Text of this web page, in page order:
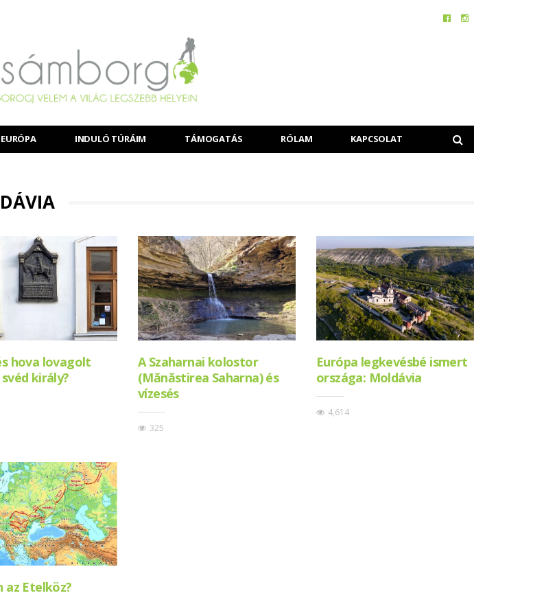
EURÓPA INDULÓ TÚRÁIM TÁMOGATÁS RÓLAM KAPCSOLAT
hova lovagolt
király?
A Szaharnai kolostor
(Mănăstirea Saharna) és
vízesés
325
Európa legkevésbé ismert
országa: Moldávia
4,614
az Etelköz?